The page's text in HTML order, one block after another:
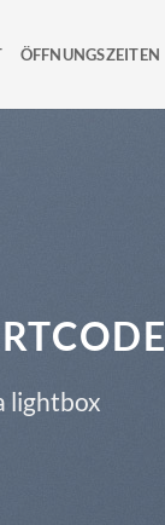
ÖFFNUNGSZEITEN
lightbox